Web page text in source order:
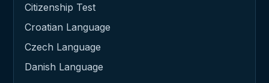
Citizenship Test
Croatian Language
Czech Language
Danish Language